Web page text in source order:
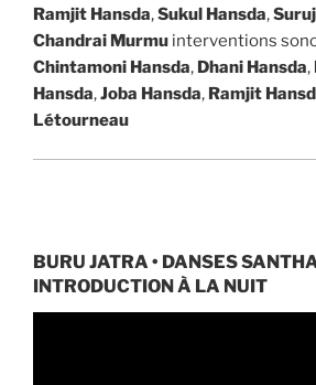
Ramjit Hansda,Sukul Hansda,
Chandrai Murmu interventions
Chintamoni Hansda, Dhani Hansda,
Hansda,Joba Hansda, Ramjit
Létourneau
BURU JATRA • DANSES
INTRODUCTION À LA NUIT